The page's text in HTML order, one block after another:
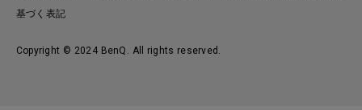
Copyright © 2024 BenQ. All rights reserved.
基づく表記